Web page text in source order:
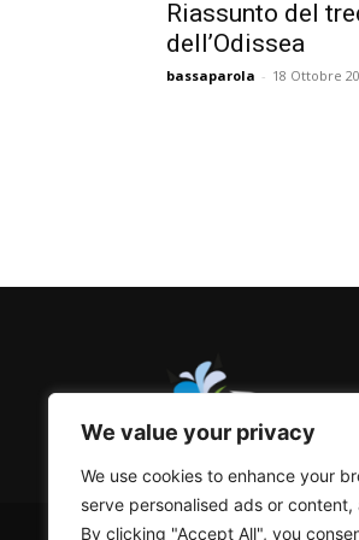
We value your privacy
We use cookies to enhance your
serve personalised ads or
By clicking "Accept All", you
Riassunto del
dell’Odissea
bassaparola - 18 Ottobre
© Bassaparola.it 2015-2025